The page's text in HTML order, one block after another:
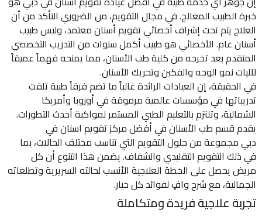
خبرة الطبيب المعالج. في مجال التقويم، من الضروري التأكد من أن
العلاج يتم تحت إشراف أخصائي تقويم أسنان معتمد، وليس طبيب
أسنان عام. الأخصائي هو طبيب أكمل سنوات من التدريب التخصصي
المتقدم بعد تخرجه من كلية طب الأسنان، مما يمنحه فهماً عميقاً
لآليات نمو الوجه والفكين وتحريك الأسنان.
في الحقيقة، إن العيادات الرائدة غالباً ما تضم فرقاً طبية تلقت
تدريباتها في مؤسسات عالمية مرموقة في أوروبا وأمريكا
الشمالية، وتلتزم بالتعليم الطبي المستمر لمواكبة أحدث التطورات.
يقدم قسم طب الأسنان في أفضل مركز تقويم اسنان في
دبي مجموعة من حلول التقويم التي تناسب مختلف الحالات، بما
في ذلك التقويم التقليدي والشفاف. يضمن هذا التنوع أن كل
مريض يحصل على الخطة العلاجية الأنسب لحالته السريرية وتطلعاته
الجمالية، مع شرح وافٍ لفوائد كل خيار.
تجربة علاجية فريدة ومتكاملة